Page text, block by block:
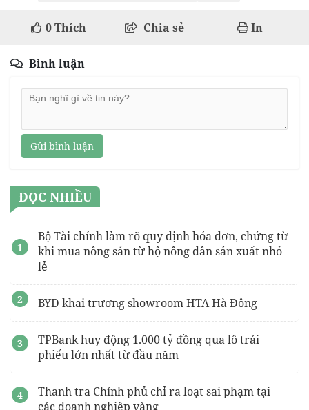
0Thích Chia sẻ In
Bình luận
Gửi bình luận
ĐỌC NHIỀU
Bộ Tài chính làm rõ quy định hóa đơn, chứng từ
khi mua nông sản từ hộ nông dân sản xuất nhỏ
lẻ
BYD khai trương showroom HTA Hà Đông
TPBank huy động 1.000 tỷ đồng qua lô trái
phiếu lớn nhất từ đầu năm
Thanh tra Chính phủ chỉ ra loạt sai phạm tại
các doanh nghiệp vàng